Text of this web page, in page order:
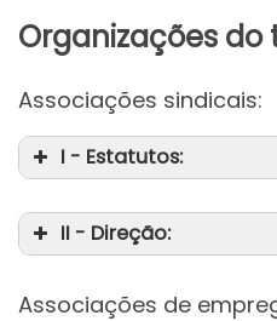
Organizações do
Associações sindicais:
I - Estatutos:
II - Direção:
Associações de